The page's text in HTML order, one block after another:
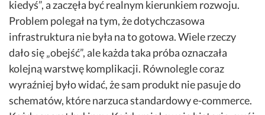
kiedyś”, a zaczęła być realnym kierunkiem rozwoju.
Problem polegał na tym, że dotychczasowa
infrastruktura nie była na to gotowa. Wiele rzeczy
dało się „obejść”, ale każda taka próba oznaczała
kolejną warstwę komplikacji. Równolegle coraz
wyraźniej było widać, że sam produkt nie pasuje do
schematów, które narzuca standardowy e-commerce.